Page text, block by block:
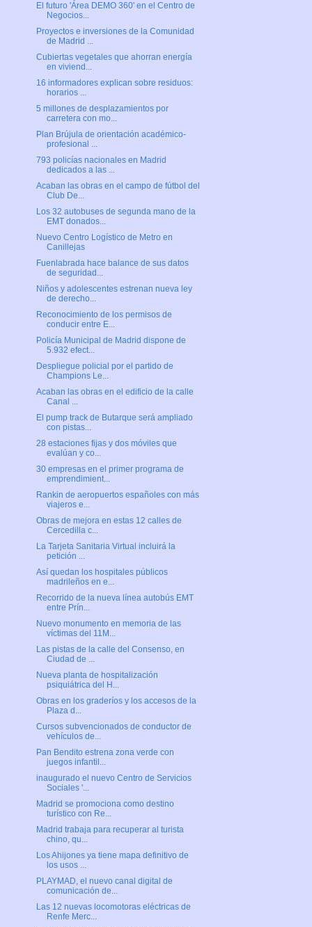
El futuro 'Área DEMO 360' en el Centro de
Negocios...
Proyectos e inversiones de la Comunidad
de Madrid ...
Cubiertas vegetales que ahorran energía
en viviend...
16 informadores explican sobre residuos:
horarios ...
5 millones de desplazamientos por
carretera con mo...
Plan Brújula de orientación académico-
profesional ...
793 policías nacionales en Madrid
dedicados a las ...
Acaban las obras en el campo de fútbol del
Club De...
Los 32 autobuses de segunda mano de la
EMT donados...
Nuevo Centro Logístico de Metro en
Canillejas
Fuenlabrada hace balance de sus datos
de seguridad...
Niños y adolescentes estrenan nueva ley
de derecho...
Reconocimiento de los permisos de
conducir entre E...
Policía Municipal de Madrid dispone de
5.932 efect...
Despliegue policial por el partido de
Champions Le...
Acaban las obras en el edificio de la calle
Canal ...
El pump track de Butarque será ampliado
con pistas...
28 estaciones fijas y dos móviles que
evalúan y co...
30 empresas en el primer programa de
emprendimient...
Rankin de aeropuertos españoles con más
viajeros e...
Obras de mejora en estas 12 calles de
Cercedilla c...
La Tarjeta Sanitaria Virtual incluirá la
petición ...
Así quedan los hospitales públicos
madrileños en e...
Recorrido de la nueva línea autobús EMT
entre Prín...
Nuevo monumento en memoria de las
víctimas del 11M...
Las pistas de la calle del Consenso, en
Ciudad de ...
Nueva planta de hospitalización
psiquiátrica del H...
Obras en los graderíos y los accesos de la
Plaza d...
Cursos subvencionados de conductor de
vehículos de...
Pan Bendito estrena zona verde con
juegos infantil...
inaugurado el nuevo Centro de Servicios
Sociales '...
Madrid se promociona como destino
turístico con Re...
Madrid trabaja para recuperar al turista
chino, qu...
Los Ahijones ya tiene mapa definitivo de
los usos ...
PLAYMAD, el nuevo canal digital de
comunicación de...
Las 12 nuevas locomotoras eléctricas de
Renfe Merc...